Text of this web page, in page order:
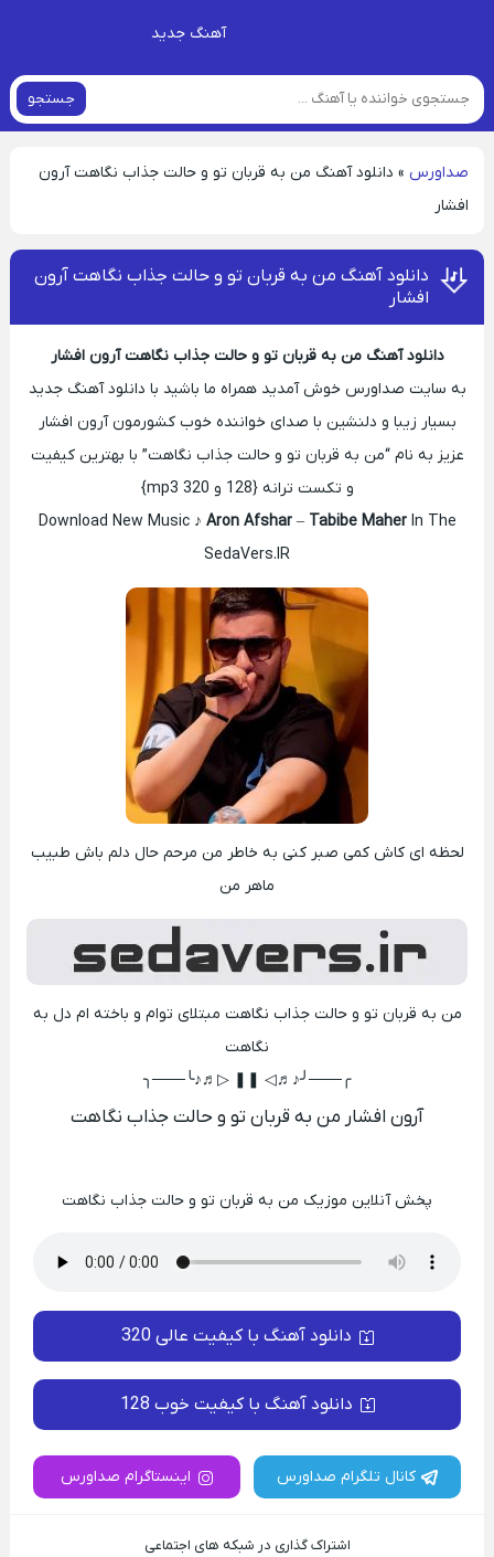
آهنگ جدید
جستجو
صداورس » دانلود آهنگ من به قربان تو و حالت جذاب نگاهت آرون
افشار
دانلود آهنگ من به قربان تو و حالت جذاب نگاهت آرون
افشار
دانلود آهنگ من به قربان تو و حالت جذاب نگاهت آرون افشار
به سایت صداورس خوش آمدید همراه ما باشید با دانلود آهنگ جدید
بسیار زیبا و دلنشین با صدای خواننده خوب کشورمون آرون افشار
عزیز به نام “من به قربان تو و حالت جذاب نگاهت” با بهترین کیفیت
و تکست ترانه {128 و 320 mp3}
Download New Music ♪ Aron Afshar– Tabibe MaherIn The
SedaVers.IR
لحظه ای کاش کمی صبر کنی به خاطر من مرحم حال دلم باش طبیب
ماهر من
من به قربان تو و حالت جذاب نگاهت مبتلای توام و باخته ام دل به
نگاهت
╭───╯♪♬◁ ❚❚ ▷♬♪╰───╮
آرون افشار من به قربان تو و حالت جذاب نگاهت
پخش آنلاین موزیک من به قربان تو و حالت جذاب نگاهت
دانلود آهنگ با کیفیت عالی 320
دانلود آهنگ با کیفیت خوب 128
کانال تلگرام صداورس اینستاگرام صداورس
اشتراک گذاری در شبکه های اجتماعی